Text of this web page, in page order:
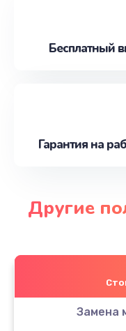
Бесплатный
Гарантия на
Другие
Замена